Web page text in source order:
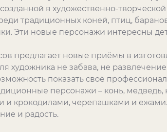
в художественно-
традиционных коней, птиц,
Эти новые персонажи интересны
предлагает новые приёмы в
художника не забава, не
показать своё
персонажи – конь, медведь,
крокодилами, черепашками и
и радость.